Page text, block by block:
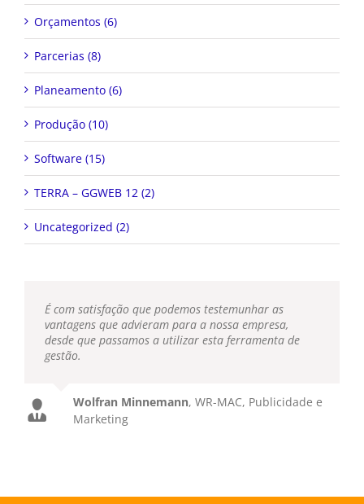
Orçamentos (6)
Parcerias (8)
Planeamento (6)
Produção (10)
Software (15)
TERRA – GGWEB 12 (2)
Uncategorized (2)
É com satisfação que podemos testemunhar as
vantagens que advieram para a nossa empresa,
desde que passamos a utilizar esta ferramenta de
gestão.
Wolfran Minnemann, WR-MAC, Publicidade e
Marketing